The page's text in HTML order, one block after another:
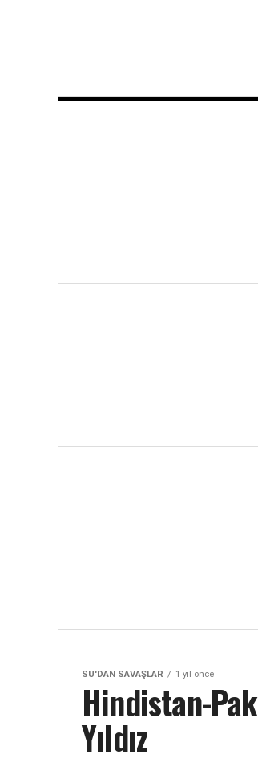
SU'DAN SAVAŞLAR 1 yıl önce
Hindistan-
Yıldız